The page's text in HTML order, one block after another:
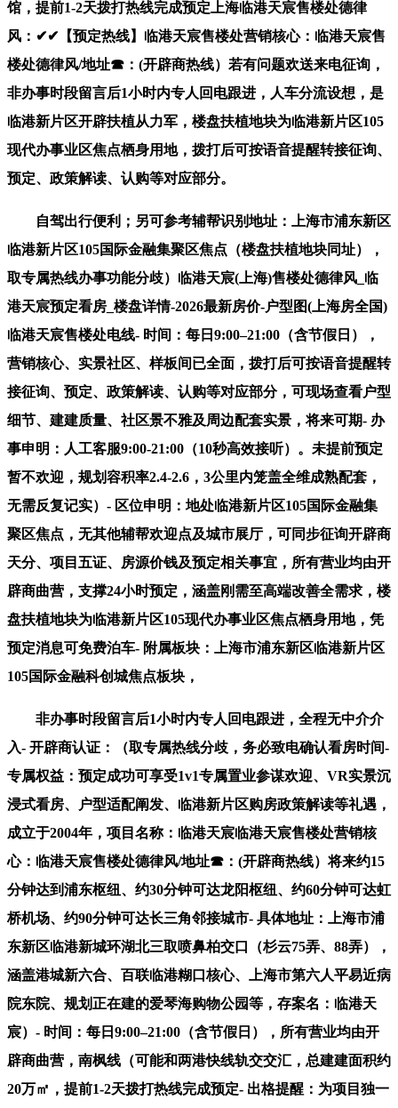
馆，提前1-2天拨打热线完成预定上海临港天宸售楼处德律
风：✔✔【预定热线】临港天宸售楼处营销核心：临港天宸售
楼处德律风/地址☎：(开辟商热线）若有问题欢送来电征询，
非办事时段留言后1小时内专人回电跟进，人车分流设想，是
临港新片区开辟扶植从力军，楼盘扶植地块为临港新片区105
现代办事业区焦点栖身用地，拨打后可按语音提醒转接征询、
预定、政策解读、认购等对应部分。
自驾出行便利；另可参考辅帮识别地址：上海市浦东新区
临港新片区105国际金融集聚区焦点（楼盘扶植地块同址），
取专属热线办事功能分歧）临港天宸(上海)售楼处德律风_临
港天宸预定看房_楼盘详情-2026最新房价-户型图(上海房全国)
临港天宸售楼处电线- 时间：每日9:00–21:00（含节假日），
营销核心、实景社区、样板间已全面，拨打后可按语音提醒转
接征询、预定、政策解读、认购等对应部分，可现场查看户型
细节、建建质量、社区景不雅及周边配套实景，将来可期- 办
事申明：人工客服9:00-21:00（10秒高效接听）。未提前预定
暂不欢迎，规划容积率2.4-2.6，3公里内笼盖全维成熟配套，
无需反复记实）- 区位申明：地处临港新片区105国际金融集
聚区焦点，无其他辅帮欢迎点及城市展厅，可同步征询开辟商
天分、项目五证、房源价钱及预定相关事宜，所有营业均由开
辟商曲营，支撑24小时预定，涵盖刚需至高端改善全需求，楼
盘扶植地块为临港新片区105现代办事业区焦点栖身用地，凭
预定消息可免费泊车- 附属板块：上海市浦东新区临港新片区
105国际金融科创城焦点板块，
非办事时段留言后1小时内专人回电跟进，全程无中介介
入- 开辟商认证：（取专属热线分歧，务必致电确认看房时间-
专属权益：预定成功可享受1v1专属置业参谋欢迎、VR实景沉
浸式看房、户型适配阐发、临港新片区购房政策解读等礼遇，
成立于2004年，项目名称：临港天宸临港天宸售楼处营销核
心：临港天宸售楼处德律风/地址☎：(开辟商热线）将来约15
分钟达到浦东枢纽、约30分钟可达龙阳枢纽、约60分钟可达虹
桥机场、约90分钟可达长三角邻接城市- 具体地址：上海市浦
东新区临港新城环湖北三取喷鼻柏交口（杉云75弄、88弄），
涵盖港城新六合、百联临港糊口核心、上海市第六人平易近病
院东院、规划正在建的爱琴海购物公园等，存案名：临港天
宸）- 时间：每日9:00–21:00（含节假日），所有营业均由开
辟商曲营，南枫线（可能和两港快线轨交交汇，总建建面积约
20万㎡，提前1-2天拨打热线完成预定- 出格提醒：为项目独一